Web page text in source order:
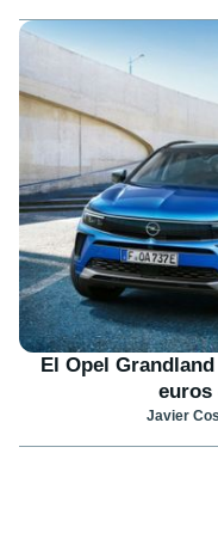
El Opel Grandland
euros
Javier